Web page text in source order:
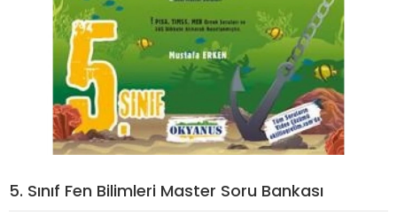
5. Sınıf Fen Bilimleri Master Soru Bankası